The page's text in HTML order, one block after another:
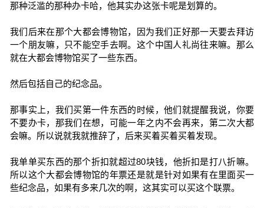
那种泛滥的那种办卡哈，他其实办这张卡呢是划算的。
我们后来在那个大都会博物馆，因为我们正好那一天要去拜访
一个朋友嘛，只不能空手去啊。这个中国人礼尚往来嘛。那么
就在大都会博物馆买了一些东西。
然后包括自己的纪念品。
那事实上，我们买第一件东西的时候，他们就提醒我说，你要
不要办卡，那我们在想，可能一年之内不会再来，第二次大都
会嘛。所以说就我就推辞了，后来买着买着买着发现。
我单单买东西的那个折扣就超过80块钱，他折扣是打八折嘛。
所以这个大都会博物馆的年票还是就是针对如果有在里面买一
些纪念品，如果有多来几次的啊，这其实可以买这个联票。